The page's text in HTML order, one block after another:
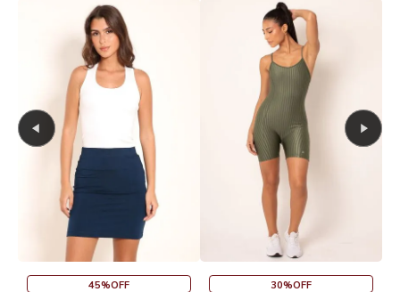
45%OFF 30%OFF